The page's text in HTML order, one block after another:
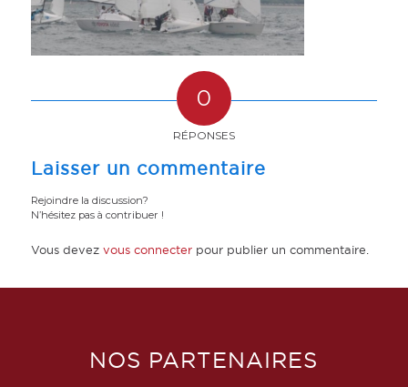
0
RÉPONSES
Laisser un commentaire
Rejoindre la discussion?
N’hésitez pas à contribuer !
Vous devez vous connecterpour publier un commentaire.
NOS PARTENAIRES